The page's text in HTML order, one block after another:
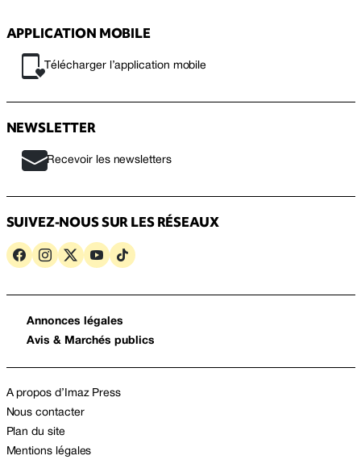
APPLICATION MOBILE
Télécharger l’application mobile
NEWSLETTER
Recevoir les newsletters
SUIVEZ-NOUS SUR LES RÉSEAUX
Annonces légales
Avis & Marchés publics
A propos d’Imaz Press
Nous contacter
Plan du site
Mentions légales